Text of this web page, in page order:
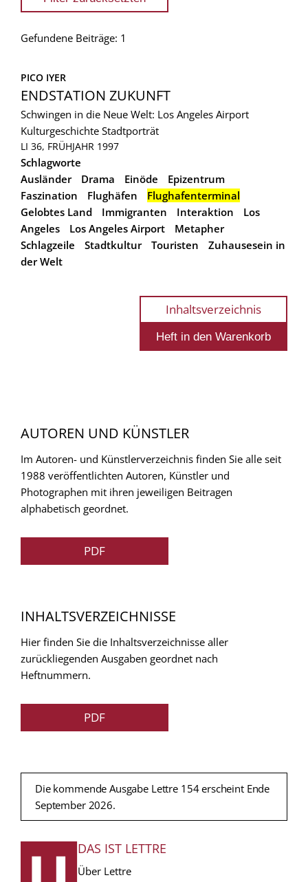
Gefundene Beiträge: 1
PICO IYER
ENDSTATION ZUKUNFT
Schwingen in die Neue Welt: Los Angeles Airport
Kulturgeschichte Stadtporträt
LI 36, FRÜHJAHR 1997
Schlagworte
Ausländer
Drama Einöde
Epizentrum
Faszination
Flughäfen
Flughafenterminal
Gelobtes Land
Immigranten Interaktion
Los
Angeles
Los Angeles Airport
Metapher
Schlagzeile
Stadtkultur Touristen
Zuhausesein in
der Welt
Inhaltsverzeichnis
AUTOREN UND KÜNSTLER
Im Autoren- und Künstlerverzeichnis finden Sie alle seit
1988 veröffentlichten Autoren, Künstler und
Photographen mit ihren jeweiligen Beitragen
alphabetisch geordnet.
PDF
INHALTSVERZEICHNISSE
Hier finden Sie die Inhaltsverzeichnisse aller
zurückliegenden Ausgaben geordnet nach
Heftnummern.
PDF
Die kommende Ausgabe Lettre 154 erscheint Ende
September 2026.
FUSSZEILE
DAS IST LETTRE
Über Lettre